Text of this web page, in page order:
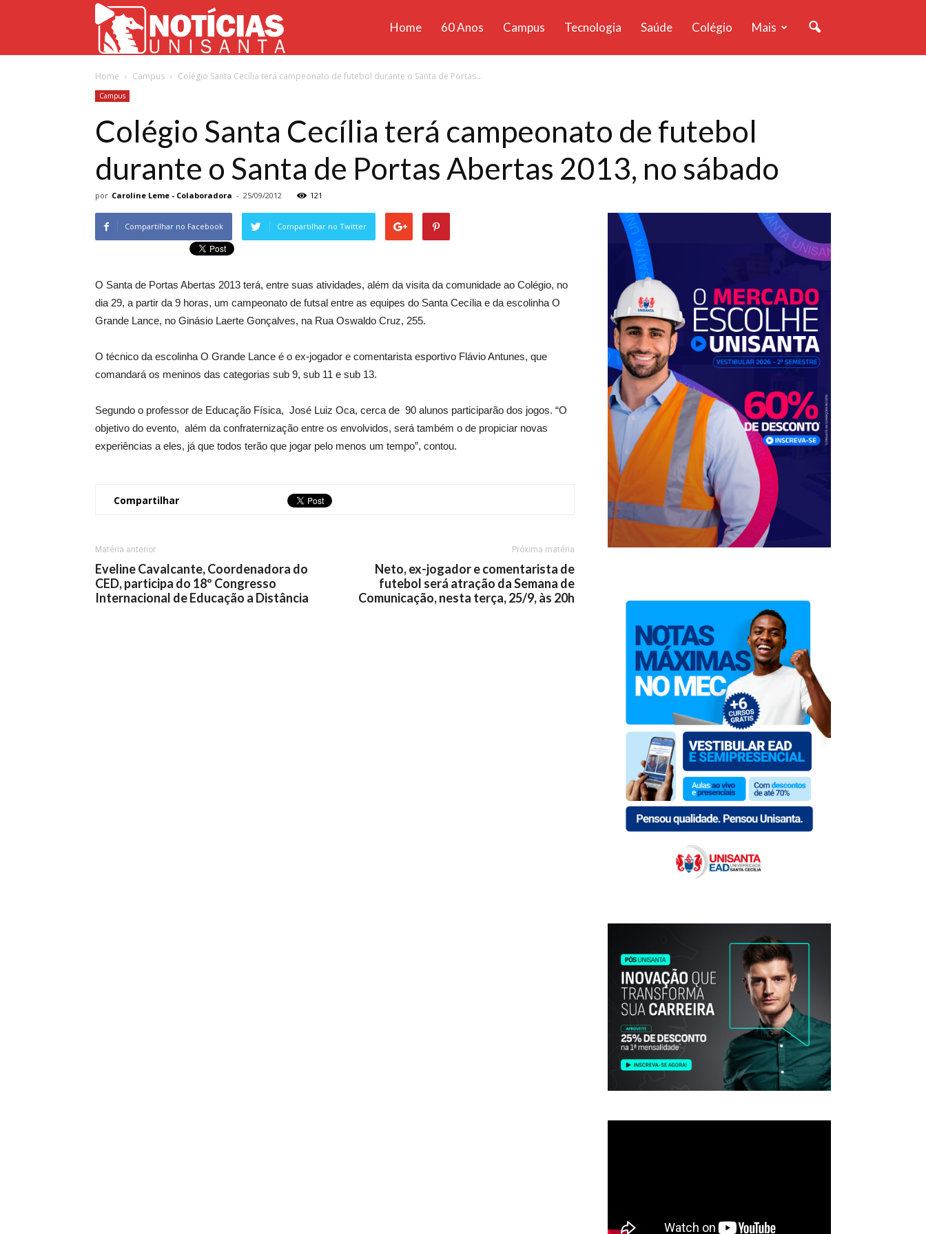
Unisanta
Home 60 Anos Campus Tecnologia Saúde Colégio Mais
Home Campus Colégio Santa Cecília terá campeonato de futebol durante o Santa de Portas...
Campus
Colégio Santa Cecília terá campeonato de futebol
durante o Santa de Portas Abertas 2013, no sábado
por Caroline Leme - Colaboradora - 25/09/2012 121
Compartilhar no Facebook Compartilhar no Twitter
O Santa de Portas Abertas 2013 terá, entre suas atividades, além da visita da comunidade ao Colégio, no
dia 29, a partir da 9 horas, um campeonato de futsal entre as equipes do Santa Cecília e da escolinha O
Grande Lance, no Ginásio Laerte Gonçalves, na Rua Oswaldo Cruz, 255.
O técnico da escolinha O Grande Lance é o ex-jogador e comentarista esportivo Flávio Antunes, que
comandará os meninos das categorias sub 9, sub 11 e sub 13.
Segundo o professor de Educação Física, José Luiz Oca, cerca de 90 alunos participarão dos jogos. “O
objetivo do evento, além da confraternização entre os envolvidos, será também o de propiciar novas
experiências a eles, já que todos terão que jogar pelo menos um tempo”, contou.
Compartilhar
Matéria anterior
Eveline Cavalcante, Coordenadora do
CED, participa do 18º Congresso
Internacional de Educação a Distância
Próxima matéria
Neto, ex-jogador e comentarista de
futebol será atração da Semana de
Comunicação, nesta terça, 25/9, às 20h